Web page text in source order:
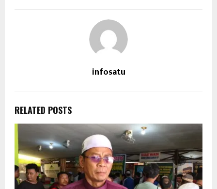
infosatu
RELATED POSTS